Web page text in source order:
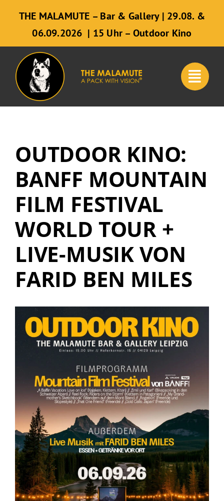
THE MALAMUTE – Bar & Gallery | 29.08. &
06.09.2026 | 15 Uhr – Outdoor Kino
OUTDOOR KINO:
BANFF MOUNTAIN
FILM FESTIVAL
WORLD TOUR +
LIVE-MUSIK VON
FARID BEN MILES